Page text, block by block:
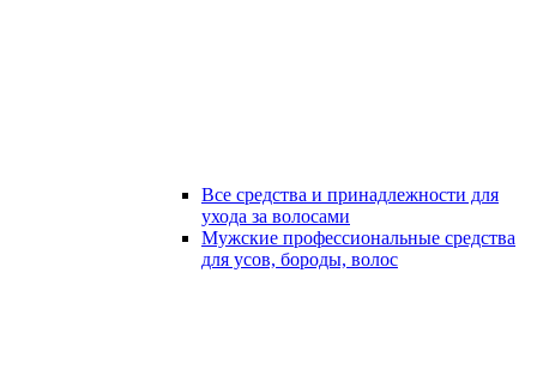
Все средства и принадлежности для
ухода за волосами
Мужские профессиональные средства
для усов, бороды, волос